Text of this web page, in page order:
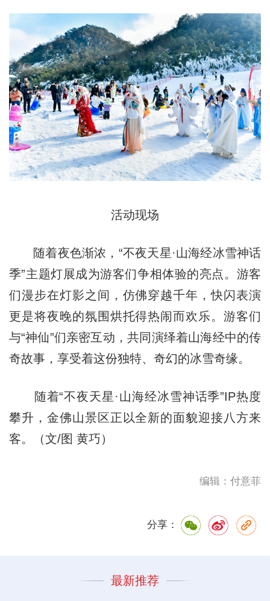
活动现场
随着夜色渐浓，“不夜天星·山海经冰雪神话
季”主题灯展成为游客们争相体验的亮点。游客
们漫步在灯影之间，仿佛穿越千年，快闪表演
更是将夜晚的氛围烘托得热闹而欢乐。游客们
与“神仙”们亲密互动，共同演绎着山海经中的传
奇故事，享受着这份独特、奇幻的冰雪奇缘。
随着“不夜天星·山海经冰雪神话季”IP热度
攀升，金佛山景区正以全新的面貌迎接八方来
客。（文/图 黄巧）
编辑：付意菲
分享：
最新推荐